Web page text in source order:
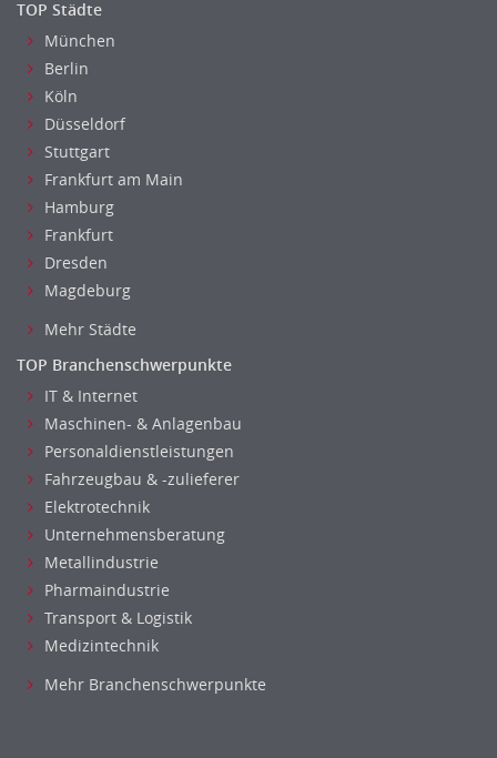
Beauty, Wellness
Elektrik, Sanitär, Heizung, Klima
Fertigung, Produktion
Gastronomie, Hotellerie
Handwerk, Dienstleistung & Fertigung Leitung, Teamleitung
Maler, Lackierer
Mechaniker
Metallhandwerk
Nahrungsmittelherstellung, -verarbeitung
Sicherheitsdienste, Schutzdienste
Automatisierungstechnik
Elektrotechnik, Elektronik
Energie und Umwelttechnik
Entwicklung
Fahrzeugtechnik
Fertigungstechnik
gebaeude-versorgungs-sicherheitstechnik
Kunststofftechnik
Leitung, Teamleitung
TOP Städte
München
Berlin
Köln
Düsseldorf
Stuttgart
Frankfurt am Main
Hamburg
Frankfurt
Dresden
Magdeburg
Mehr Städte
TOP Branchenschwerpunkte
IT & Internet
Maschinen- & Anlagenbau
Personaldienstleistungen
Fahrzeugbau & -zulieferer
Elektrotechnik
Unternehmensberatung
Metallindustrie
Pharmaindustrie
Transport & Logistik
Medizintechnik
Mehr Branchenschwerpunkte